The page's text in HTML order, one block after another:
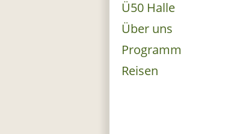
Ü50 Halle
Über uns
Programm
Reisen